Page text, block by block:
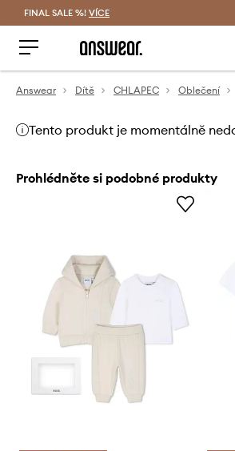
FINAL SALE %! VÍCE
Answear Dítě CHLAPEC Oblečení
Tento produkt je momentálně
Prohlédněte si podobné produkty